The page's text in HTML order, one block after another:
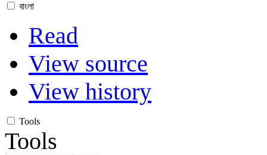
বাংলা
Read
View source
View history
Tools
Tools